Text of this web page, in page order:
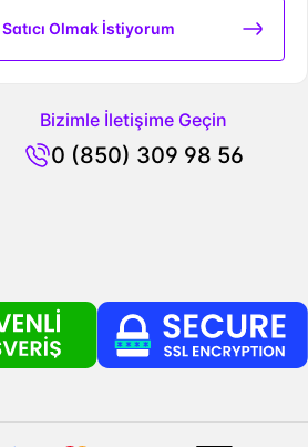
Satıcı Olmak İstiyorum
Bizimle İletişime Geçin
0 (850) 309 98 56